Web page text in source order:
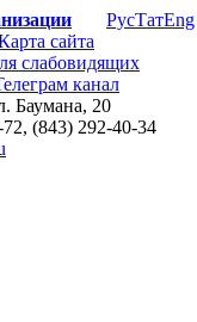
РусТатEng
Баумана, 20
(843) 292-40-34